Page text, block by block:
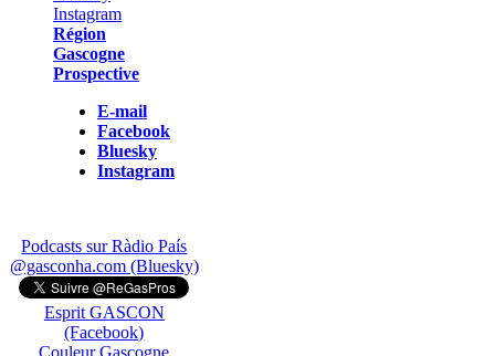
Région
Gascogne
Prospective
E-mail
Facebook
Bluesky
Instagram
Podcasts sur Ràdio País
@gasconha.com (Bluesky)
Esprit GASCON
(Facebook)
Couleur Gascogne